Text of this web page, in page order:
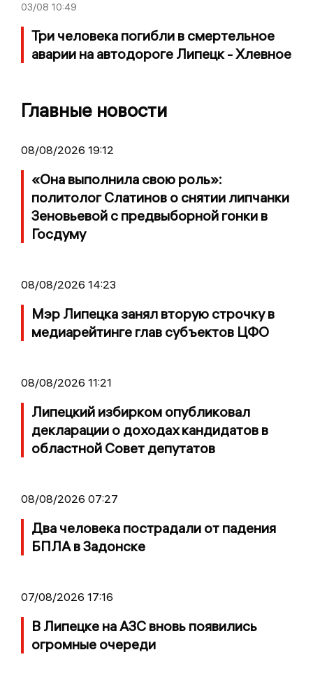
03/08 10:49
Три человека погибли в смертельное
аварии на автодороге Липецк - Хлевное
Главные новости
08/08/2026 19:12
«Она выполнила свою роль»:
политолог Слатинов о снятии липчанки
Зеновьевой с предвыборной гонки в
Госдуму
08/08/2026 14:23
Мэр Липецка занял вторую строчку в
медиарейтинге глав субъектов ЦФО
08/08/2026 11:21
Липецкий избирком опубликовал
декларации о доходах кандидатов в
областной Совет депутатов
08/08/2026 07:27
Два человека пострадали от падения
БПЛА в Задонске
07/08/2026 17:16
В Липецке на АЗС вновь появились
огромные очереди